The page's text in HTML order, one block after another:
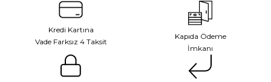
Kredi Kartına
Vade Farksız 4 Taksit
Kapıda Ödeme
İmkanı